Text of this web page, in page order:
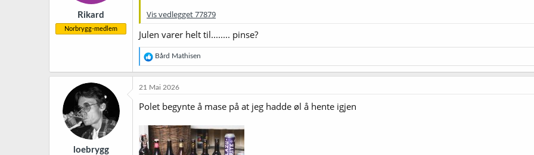
:
Rikard
Norbrygg-medlem
Vis vedlegget 77879
Julen varer helt til........ pinse?
R
e
a
k
o
e
r
:
Bård Mathisen
loebrygg
21 Mai 2026
Polet begynte å mase på at jeg hadde øl å hente igjen